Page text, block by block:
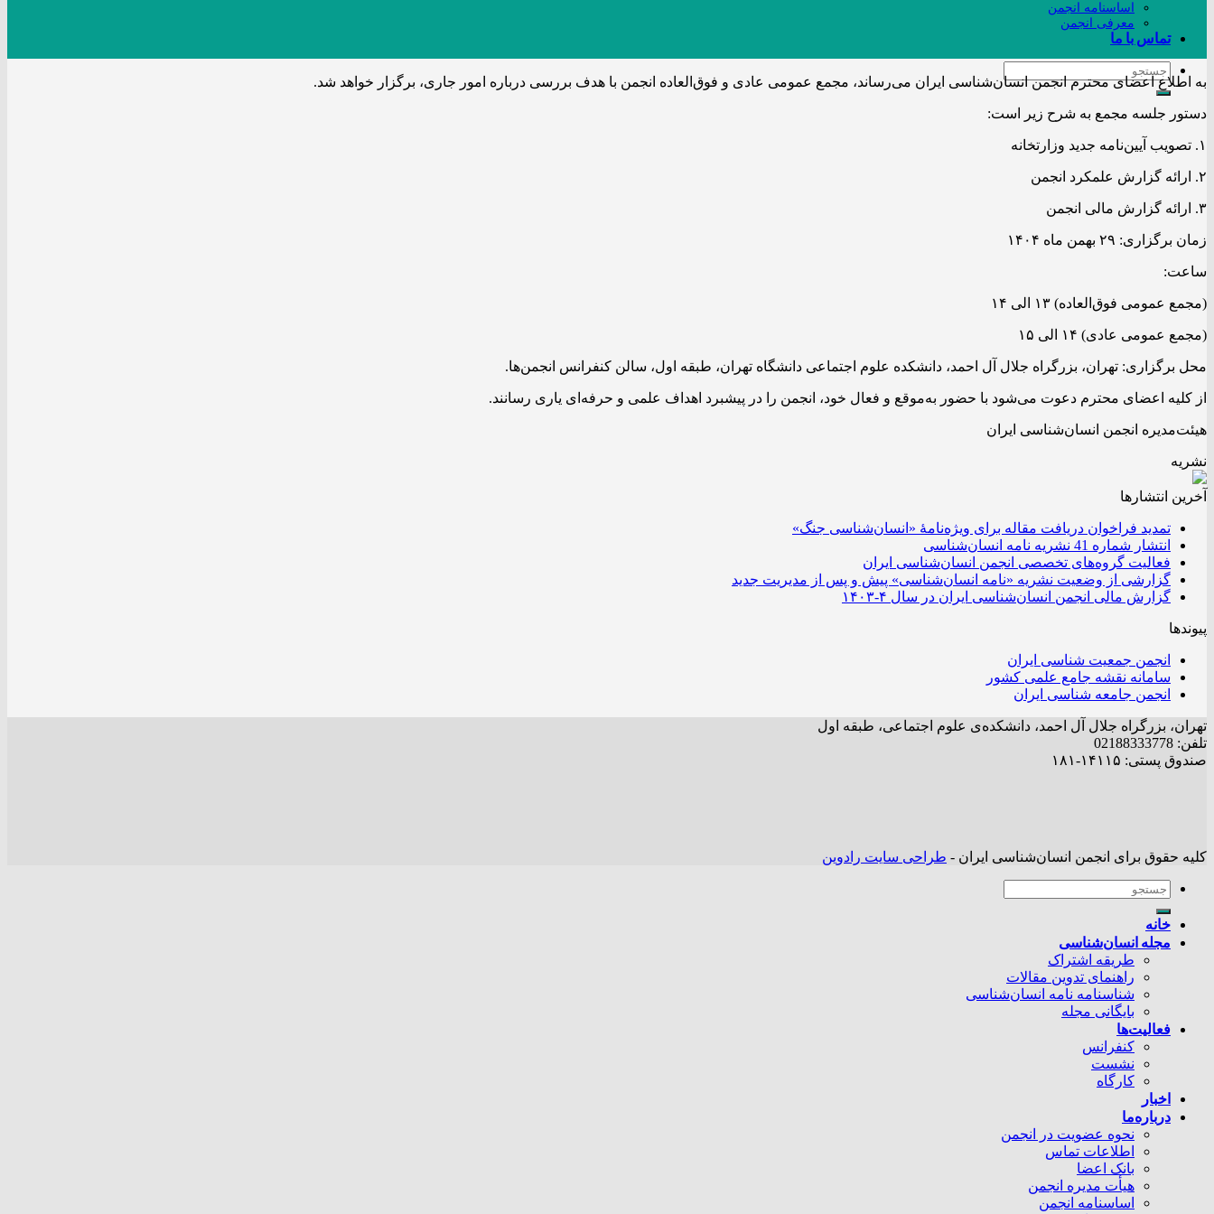
اساسنامه انجمن
معرفی انجمن
تماس با ما
به اطلاع اعضای محترم انجمن انسان‌شناسی ایران می‌رساند، مجمع عمومی عادی و فوق‌العاده انجمن با هدف بررسی درباره امور جاری، برگزار خواهد شد.
دستور جلسه مجمع به شرح زیر است:
۱. تصویب آیین‌نامه جدید وزارتخانه
۲. ارائه گزارش علمکرد انجمن
۳. ارائه گزارش مالی انجمن
زمان برگزاری: ۲۹ بهمن ماه ۱۴۰۴
ساعت:
(مجمع عمومی فوق‌العاده) ۱۳ الی ۱۴
(مجمع عمومی عادی) ۱۴ الی ۱۵
محل برگزاری: تهران، بزرگراه جلال آل احمد، دانشکده علوم اجتماعی دانشگاه تهران، طبقه اول، سالن کنفرانس انجمن‌ها.
از کلیه اعضای محترم دعوت می‌شود با حضور به‌موقع و فعال خود، انجمن را در پیشبرد اهداف علمی و حرفه‌ای یاری رسانند.
هیئت‌مدیره انجمن انسان‌شناسی ایران
نشریه
آخرین انتشار‌ها
تمدید فراخوان دریافت مقاله برای ویژه‌نامۀ «انسان‌شناسی جنگ»
انتشار شماره 41 نشریه نامه انسان‌شناسی
فعالیت گروه‌های تخصصی انجمن انسان‌شناسی ایران
گزارشی از وضعیت نشریه «نامه انسان‌شناسی» پیش و پس از مدیریت جدید
گزارش مالی انجمن انسان‌شناسی ایران در سال ۴-۱۴۰۳
پیوندها
انجمن جمعیت شناسی ایران
سامانه نقشه جامع علمی کشور
انجمن جامعه شناسی ایران
تهران، بزرگراه جلال آل احمد، دانشکده‌ی علوم اجتماعی، طبقه اول
تلفن: 02188333778
صندوق پستی: ۱۴۱۱۵-۱۸۱
کلیه حقوق برای انجمن انسان‌شناسی ایران - طراحی سایت رادوین
خانه
مجله انسان‌شناسی
طریقه اشتراک
راهنمای تدوین مقالات
شناسنامه نامه انسان‌شناسی
بایگانی مجله
فعالیت‌ها
کنفرانس
نشست
کارگاه
اخبار
درباره‌ما
نحوه عضویت در انجمن
اطلاعات تماس
بانک اعضا
هیأت مدیره انجمن
اساسنامه انجمن